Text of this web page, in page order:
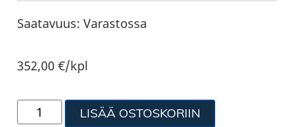
Saatavuus: Varastossa
352,00€/kpl
LISÄÄ OSTOSKORIIN